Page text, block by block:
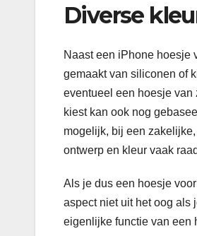
Diverse
Naast een iPhone hoesje
gemaakt van siliconen of
eventueel een hoesje van
kiest kan ook nog
mogelijk, bij een
ontwerp en kleur vaak
Als je dus een hoesje
aspect niet uit het oog als
eigenlijke functie van een